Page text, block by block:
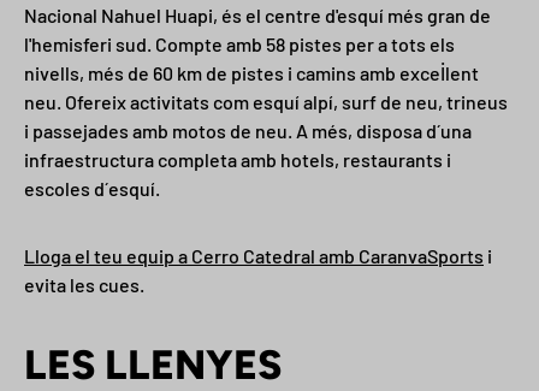
Nacional Nahuel Huapi, és el centre d'esquí més gran de
l'hemisferi sud. Compte amb 58 pistes per a tots els
nivells, més de 60 km de pistes i camins amb excel·lent
neu. Ofereix activitats com esquí alpí, surf de neu, trineus
i passejades amb motos de neu. A més, disposa d´una
infraestructura completa amb hotels, restaurants i
escoles d´esquí.
Lloga el teu equip a Cerro Catedral amb CaranvaSports i
evita les cues.
LES LLENYES